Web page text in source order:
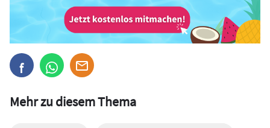
Mehr zu diesem Thema